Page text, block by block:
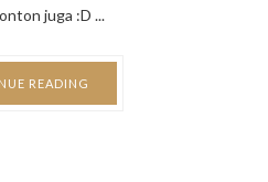
juga :D ...
READING